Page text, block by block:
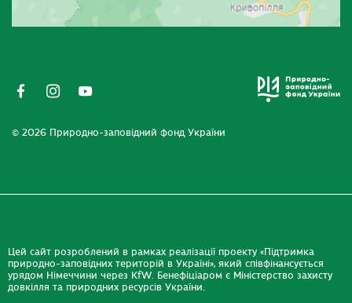
© 2026 Природно-заповідний фонд України
Цей сайт розроблений в рамках реалізації проекту «Підтримка
природно-заповідних територій в Україні», який співфінансується
урядом Німеччини через KfW. Бенефіціаром є Міністерство захисту
довкілля та природних ресурсів України.